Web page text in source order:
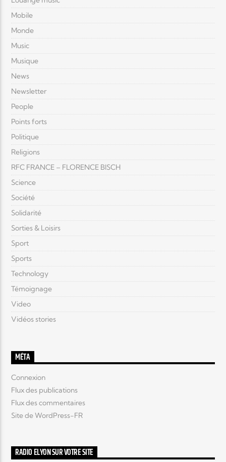
Mobile
Monde
Music
Musique
News
Newsletter
People
Points forts
Politique
Religions
RFC FRANCE – FLORENCE BISCH
Science
Société
Solidarité
Sorties & Loisirs
Sport
Sports
Technology
Témoignage
Video
Vidéos stories
MÉTA
Connexion
Flux des publications
Flux des commentaires
Site de WordPress-FR
RADIO ELYON SUR VOTRE SITE